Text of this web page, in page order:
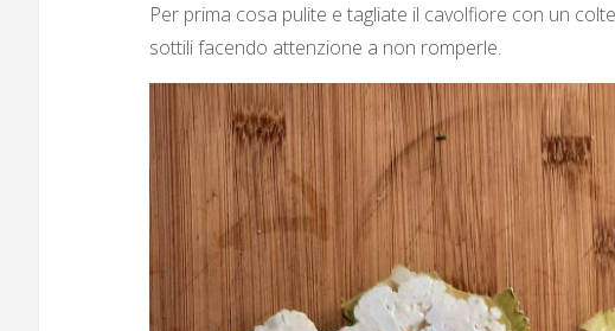
Per prima cosa pulite e tagliate il cavolfiore con un
sottili facendo attenzione a non romperle.